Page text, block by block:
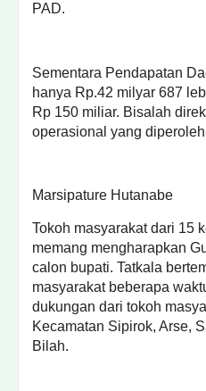
PAD.
Sementara Pendapatan
hanya Rp.42 milyar 687
Rp 150 miliar. Bisalah
operasional yang
Marsipature Hutanabe
Tokoh masyarakat dari 15
memang mengharapkan
calon bupati. Tatkala
masyarakat beberapa
dukungan dari tokoh
Kecamatan Sipirok, Arse,
Bilah.